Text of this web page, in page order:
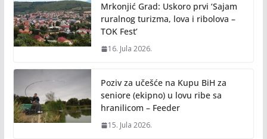
Mrkonjić Grad: Uskoro prvi ‘Sajam
ruralnog turizma, lova i ribolova –
TOK Fest’
16. Jula 2026.
Poziv za učešće na Kupu BiH za
seniore (ekipno) u lovu ribe sa
hranilicom – Feeder
15. Jula 2026.